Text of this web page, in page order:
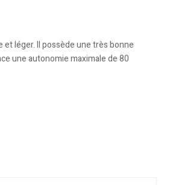
et léger. Il possède une très bonne
une autonomie maximale de 80